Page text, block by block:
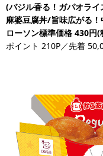
(バジル香る！ガパオラ
麻婆豆腐丼/旨味広がる！
ローソン標準価格 430円(
ポイント 210P／先着